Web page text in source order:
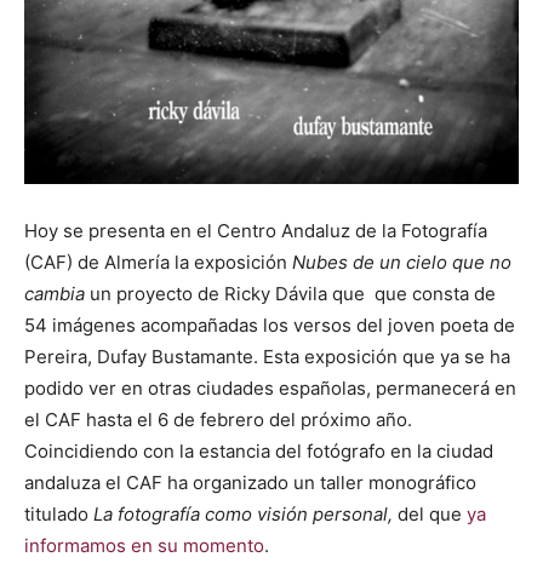
Hoy se presenta en el Centro Andaluz de la Fotografía
(CAF) de Almería la exposición Nubes de un cielo que no
cambia un proyecto de Ricky Dávila que que consta de
54 imágenes acompañadas los versos del joven poeta de
Pereira, Dufay Bustamante. Esta exposición que ya se ha
podido ver en otras ciudades españolas, permanecerá en
el CAF hasta el 6 de febrero del próximo año.
Coincidiendo con la estancia del fotógrafo en la ciudad
andaluza el CAF ha organizado un taller monográfico
titulado La fotografía como visión personal, del que ya
informamos en su momento.